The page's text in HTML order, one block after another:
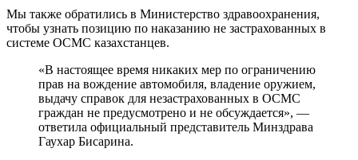
Мы также обратились в Министерство здравоохранения,
чтобы узнать позицию по наказанию не застрахованных в
системе ОСМС казахстанцев.
«В настоящее время никаких мер по ограничению
прав на вождение автомобиля, владение оружием,
выдачу справок для незастрахованных в ОСМС
граждан не предусмотрено и не обсуждается», —
ответила официальный представитель Минздрава
Гаухар Бисарина.